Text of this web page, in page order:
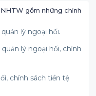
gồm những chính
lý ngoại hối.
lý ngoại hối, chính
chính sách tiền tệ